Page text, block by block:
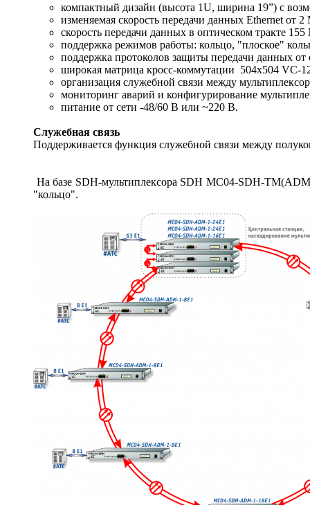
компактный дизайн (высота 1U, ширина 19”) с
изменяемая скорость передачи данных Ethernet от
скорость передачи данных в оптическом тракте
поддержка режимов работы: кольцо, "плоское"
поддержка протоколов защиты передачи данных
широкая матрица кросс-коммутации 504x504 VC-
организация служебной связи между
мониторинг аварий и конфигурирование
питание от сети -48/60 В или ~220 В.
Служебная связь
Поддерживается функция служебной связи между
На базе SDH-мультиплексора SDH MC04-SDH-
"кольцо".